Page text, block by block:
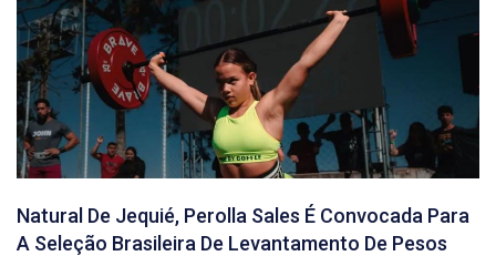
Natural De Jequié, Perolla Sales É Convocada Para
A Seleção Brasileira De Levantamento De Pesos